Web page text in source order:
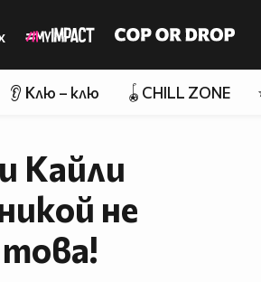
👂 Клю – клю 🪀CHILL ZONE
Кайли
не